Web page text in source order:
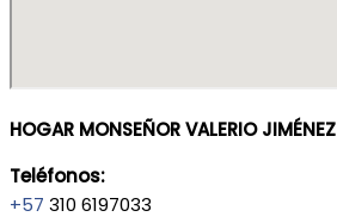
HOGAR MONSEÑOR VALERIO JIMÉNEZ
Teléfonos:
+57 310 6197033